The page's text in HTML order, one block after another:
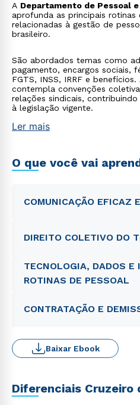
A Departamento de Pessoal
aprofunda as principais rotinas
relacionadas à gestão de
brasileiro.
São abordados temas como
pagamento, encargos sociais,
FGTS, INSS, IRRF e
contempla convenções
relações sindicais,
à legislação vigente.
Ler mais
O que você vai
COMUNICAÇÃO EFICAZ
DIREITO COLETIVO DO
TECNOLOGIA, DADOS E
ROTINAS DE PESSOAL
CONTRATAÇÃO E
Baixar Ebook
Diferenciais Cruzeiro